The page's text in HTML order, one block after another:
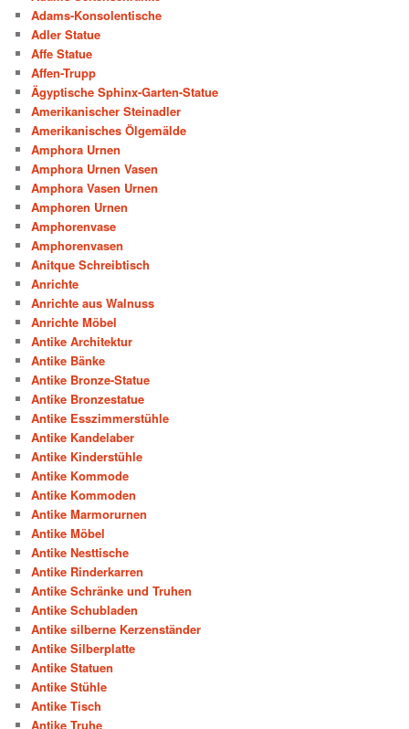
Adams-Konsolentische
Adler Statue
Affe Statue
Affen-Trupp
Ägyptische Sphinx-Garten-Statue
Amerikanischer Steinadler
Amerikanisches Ölgemälde
Amphora Urnen
Amphora Urnen Vasen
Amphora Vasen Urnen
Amphoren Urnen
Amphorenvase
Amphorenvasen
Anitque Schreibtisch
Anrichte
Anrichte aus Walnuss
Anrichte Möbel
Antike Architektur
Antike Bänke
Antike Bronze-Statue
Antike Bronzestatue
Antike Esszimmerstühle
Antike Kandelaber
Antike Kinderstühle
Antike Kommode
Antike Kommoden
Antike Marmorurnen
Antike Möbel
Antike Nesttische
Antike Rinderkarren
Antike Schränke und Truhen
Antike Schubladen
Antike silberne Kerzenständer
Antike Silberplatte
Antike Statuen
Antike Stühle
Antike Tisch
Antike Truhe